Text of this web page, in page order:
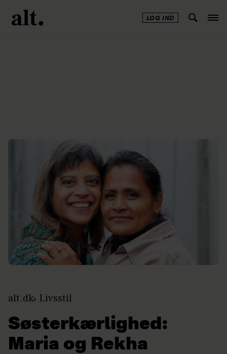
LOG IND
alt.dk Livsstil
Søsterkærlighed:
Maria og Rekha